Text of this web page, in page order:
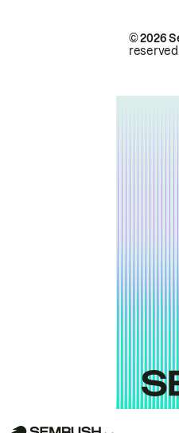
© 2026
reserved.